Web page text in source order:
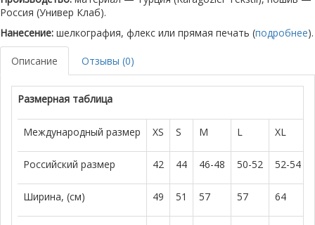
Россия (Универ Клаб).
Нанесение: шелкография, флекс или прямая печать (подробнее).
Описание Отзывы (0)
Размерная таблица
Международный размер XS S M L XL
Российский размер 42 44 46-48 50-52 52-54
Ширина, (см) 49 51 57 57 64